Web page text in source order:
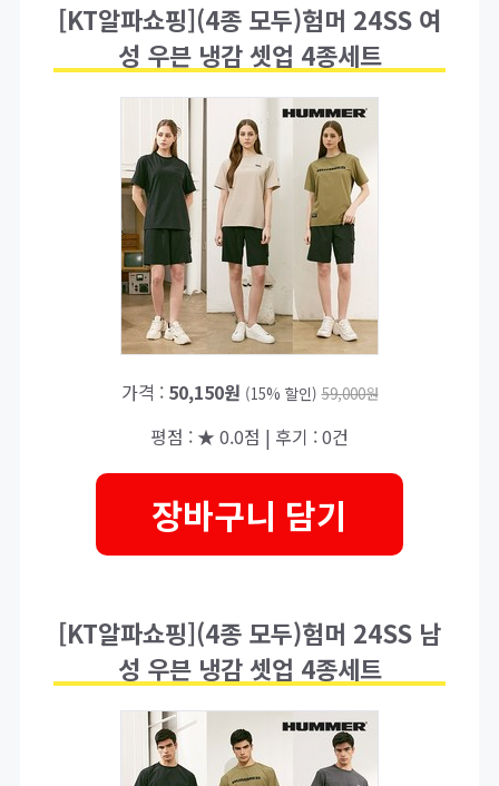
[KT알파쇼핑](4종 모두)험머 24SS 여
성 우븐 냉감 셋업 4종세트
가격 : 50,150원 (15% 할인) 59,000원
평점 : ★ 0.0점 | 후기 : 0건
장바구니 담기
[KT알파쇼핑](4종 모두)험머 24SS 남
성 우븐 냉감 셋업 4종세트